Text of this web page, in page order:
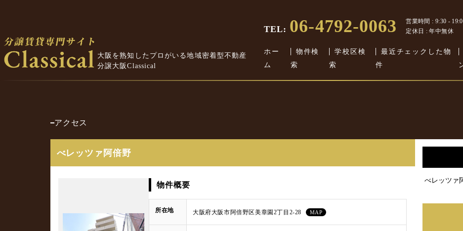
大阪を熟知したプロがいる地域密着型不動産
分譲大阪Classical
TEL: 06-4792-0063
営業時間 : 9:30 -
定休日 : 年中無休
ホー
ム
物件検
索
学校区検
索
最近チェックした物
件
アクセス
べレッツァ阿倍野
物件概要
所在地 大阪府大阪市阿倍野区美章園2丁目2-28 MAP
べレッツァ